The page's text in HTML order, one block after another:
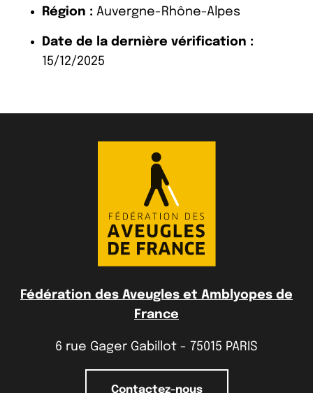
Région : Auvergne-Rhône-Alpes
Date de la dernière vérification :
15/12/2025
Fédération des Aveugles et Amblyopes de
France
6 rue Gager Gabillot - 75015 PARIS
Contactez-nous